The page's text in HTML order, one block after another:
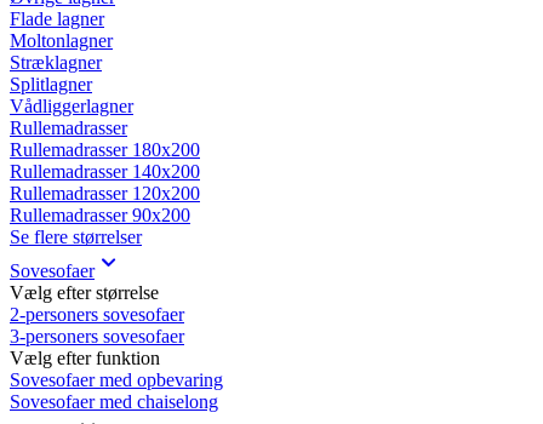
Flade lagner
Moltonlagner
Stræklagner
Splitlagner
Vådliggerlagner
Rullemadrasser
Rullemadrasser 180x200
Rullemadrasser 140x200
Rullemadrasser 120x200
Rullemadrasser 90x200
Se flere størrelser
Sovesofaer
Vælg efter størrelse
2-personers sovesofaer
3-personers sovesofaer
Vælg efter funktion
Sovesofaer med opbevaring
Sovesofaer med chaiselong